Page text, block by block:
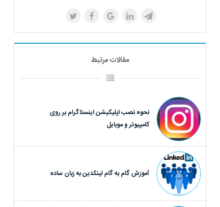
مقالات مرتبط
نحوه نصب اپلیکیشن اینستاگرام بر روی
کامپیوتر و موبایل
آموزش گام به گام لینکدین به زبان ساده